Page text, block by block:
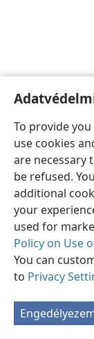
To provide
use cookies
are necessary
be refused.
additional
your
used for
Policy on Use
You can
to Privacy
Copyright© 2026